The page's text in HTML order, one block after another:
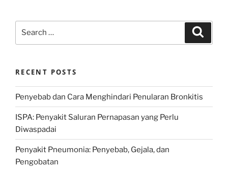
RECENT POSTS
Penyebab dan Cara Menghindari Penularan Bronkitis
ISPA: Penyakit Saluran Pernapasan yang Perlu
Diwaspadai
Penyakit Pneumonia: Penyebab, Gejala, dan
Pengobatan